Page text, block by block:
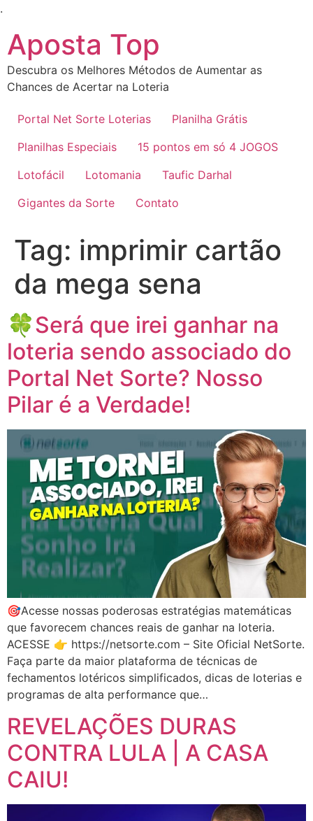
.
conteúdo
Aposta Top
Descubra os Melhores Métodos de Aumentar as
Chances de Acertar na Loteria
Portal Net Sorte Loterias
Planilha Grátis
Planilhas Especiais
15 pontos em só 4 JOGOS
Lotofácil
Lotomania
Taufic Darhal
Gigantes da Sorte
Contato
Tag: imprimir cartão
da mega sena
🍀Será que irei ganhar na
loteria sendo associado do
Portal Net Sorte? Nosso
Pilar é a Verdade!
🎯Acesse nossas poderosas estratégias matemáticas
que favorecem chances reais de ganhar na loteria.
ACESSE 👉 https://netsorte.com – Site Oficial NetSorte.
Faça parte da maior plataforma de técnicas de
fechamentos lotéricos simplificados, dicas de loterias e
programas de alta performance que…
REVELAÇÕES DURAS
CONTRA LULA | A CASA
CAIU!